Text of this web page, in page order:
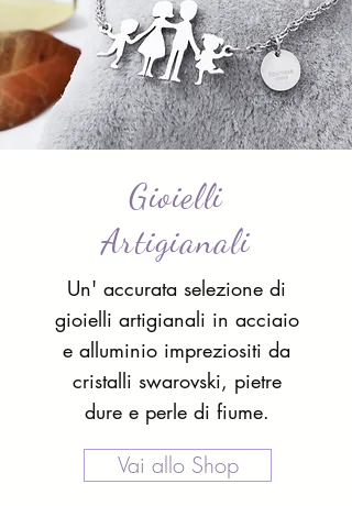
Gioielli
Artigianali
Un' accurata selezione di
gioielli artigianali in acciaio
e alluminio impreziositi da
cristalli swarovski, pietre
dure e perle di fiume.
Vai allo Shop